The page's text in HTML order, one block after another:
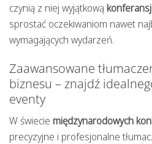
czynią z niej wyjątkową
sprostać oczekiwaniom nawet
wymagających wydarzeń.
Zaawansowane
biznesu – znajdź
eventy
W świecie międzynarodowych
precyzyjne i profesjonalne